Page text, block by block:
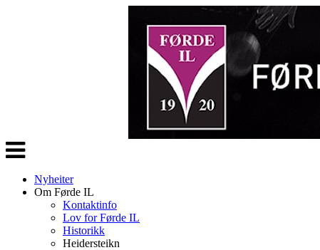
Veksle
navigasjon
Nyheiter
Om Førde IL
Kontaktinfo
Lov for Førde IL
Historikk
Heidersteikn